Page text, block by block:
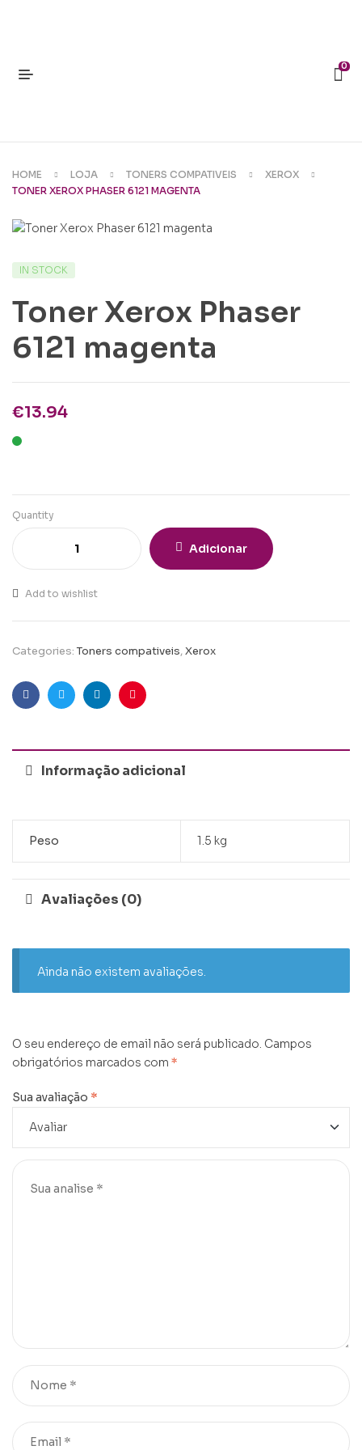
0
HOME LOJA TONERS COMPATIVEIS
XEROX
TONER XEROX PHASER 6121 MAGENTA
IN STOCK
Toner Xerox Phaser
6121 magenta
€13.94
Quantity
Adicionar
Add to wishlist
Categories: Toners compativeis,Xerox
FacebookTwitterLinkedinPinterest
Informação adicional
Peso 1.5 kg
Avaliações (0)
Ainda não existem avaliações.
O seu endereço de email não será publicado. Campos
obrigatórios marcados com *
Sua avaliação *